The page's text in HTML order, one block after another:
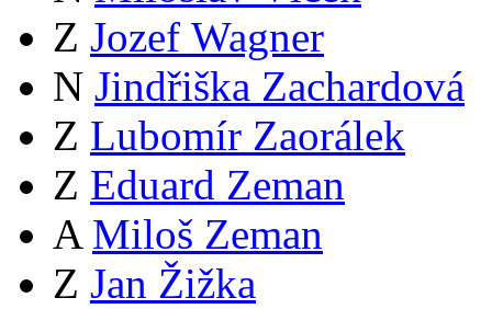
Z Jozef Wagner
N Jindřiška Zachardová
Z Lubomír Zaorálek
Z Eduard Zeman
A Miloš Zeman
Z Jan Žižka